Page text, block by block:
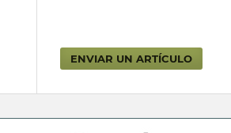
ENVIAR UN ARTÍCULO